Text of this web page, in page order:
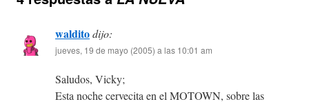
walditodijo:
jueves, 19 de mayo (2005) a las 10:01 am
Saludos, Vicky;
Esta noche cervecita en el MOTOWN, sobre las